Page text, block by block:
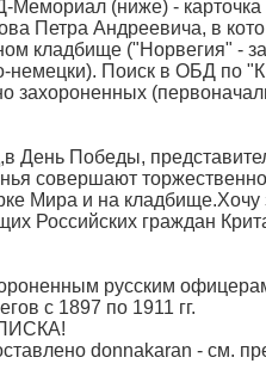
(ниже) - карточка
Петра Андреевича, в
кладбище ("Норвегия" -
немецки). Поиск в ОБД по
захороненных
День Победы,
совершают
Мира и на кладбище.Хочу
Российских граждан
русским
с 1897 по 1911 гг.
donnakaran - см.